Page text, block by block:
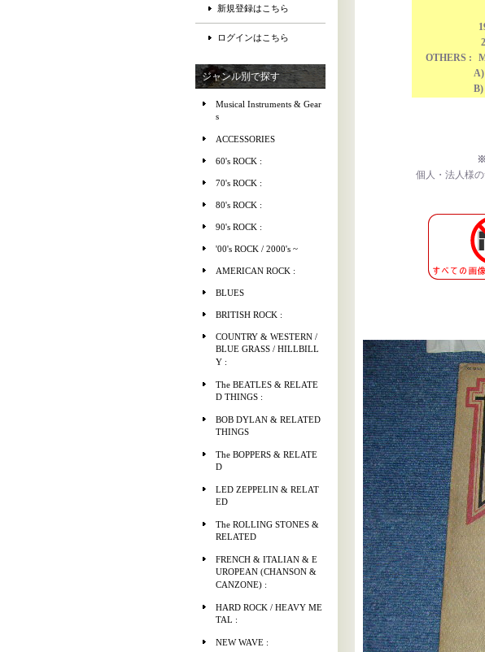
新規登録はこちら
ログインはこちら
ジャンル別で探す
Musical Instruments & Gear
s
ACCESSORIES
60's ROCK :
70's ROCK :
80's ROCK :
90's ROCK :
'00's ROCK / 2000's ~
AMERICAN ROCK :
BLUES
BRITISH ROCK :
COUNTRY & WESTERN /
BLUE GRASS / HILLBILL
Y :
The BEATLES & RELATE
D THINGS :
BOB DYLAN & RELATED
THINGS
The BOPPERS & RELATE
D
LED ZEPPELIN & RELAT
ED
The ROLLING STONES &
RELATED
FRENCH & ITALIAN & E
UROPEAN (CHANSON &
CANZONE) :
HARD ROCK / HEAVY ME
TAL :
NEW WAVE :
OTHERS :
※
個人・法人様